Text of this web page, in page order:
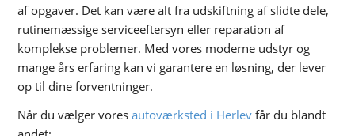
af opgaver. Det kan være alt fra udskiftning af slidte dele,
rutinemæssige serviceeftersyn eller reparation af
komplekse problemer. Med vores moderne udstyr og
mange års erfaring kan vi garantere en løsning, der lever
op til dine forventninger.
Når du vælger voresautoværksted i Herlev får du blandt